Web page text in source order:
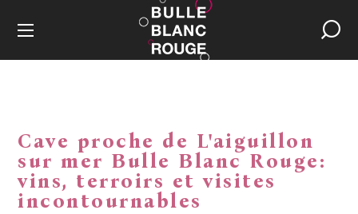
Cave proche de L'aiguillon
sur mer Bulle Blanc Rouge:
vins, terroirs et visites
incontournables